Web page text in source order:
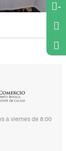
-
a viernes de 8:00